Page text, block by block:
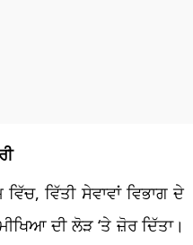
ਵਿੱਤੀ ਸੇਵਾਵਾਂ ਵਿਭਾਗ ਦੇ
ਦੀ ਲੋੜ ‘ਤੇ ਜ਼ੋਰ ਦਿੱਤਾ।